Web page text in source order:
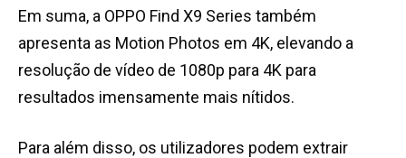
Em suma, a OPPO Find X9 Series também
apresenta as Motion Photos em 4K, elevando a
resolução de vídeo de 1080p para 4K para
resultados imensamente mais nítidos.
Para além disso, os utilizadores podem extrair